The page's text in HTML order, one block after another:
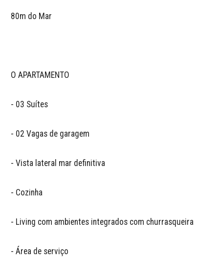
80m do Mar
O APARTAMENTO
- 03 Suítes
- 02 Vagas de garagem
- Vista lateral mar definitiva
- Cozinha
- Living com ambientes integrados com churrasqueira
- Área de serviço